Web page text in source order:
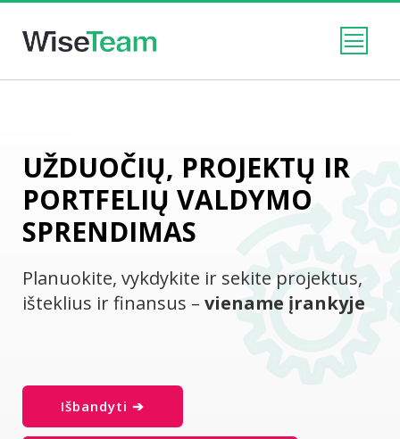
UŽDUOČIŲ, PROJEKTŲ IR
PORTFELIŲ VALDYMO
SPRENDIMAS
Planuokite, vykdykite ir sekite projektus,
išteklius ir finansus – viename įrankyje
Išbandyti ➔